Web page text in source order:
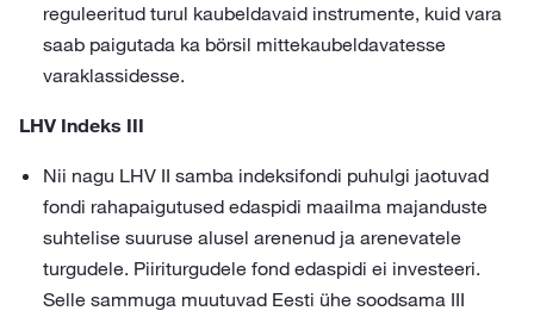
reguleeritud turul kaubeldavaid instrumente, kuid vara
saab paigutada ka börsil mittekaubeldavatesse
varaklassidesse.
LHV Indeks III
Nii nagu LHV II samba indeksifondi puhulgi jaotuvad
fondi rahapaigutused edaspidi maailma majanduste
suhtelise suuruse alusel arenenud ja arenevatele
turgudele. Piiriturgudele fond edaspidi ei investeeri.
Selle sammuga muutuvad Eesti ühe soodsama III